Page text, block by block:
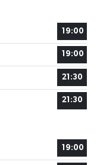
19:00
19:00
21:30
21:30
19:00